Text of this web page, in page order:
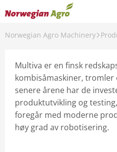
Norwegian Agro Machinery
Multiva er en finsk
kombisåmaskiner,
senere årene har de
produktutvikling og
foregår med moderne
høy grad av robotisering.
Produkter
Kampanjer
Brukte
Service og
Aktuelt